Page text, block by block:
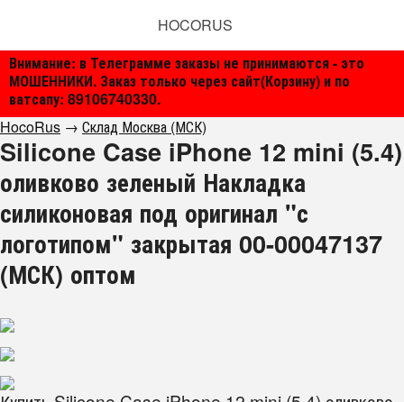
Внимание: в Телеграмме заказы не принимаются - это
МОШЕННИКИ. Заказ только через сайт(Корзину) и по
ватсапу: 89106740330.
HOCORUS
HocoRus → Склад Москва (МСК)
Silicone Case iPhone 12 mini (5.4)
оливково зеленый Накладка
силиконовая под оригинал "с
логотипом" закрытая 00-00047137
(МСК) оптом